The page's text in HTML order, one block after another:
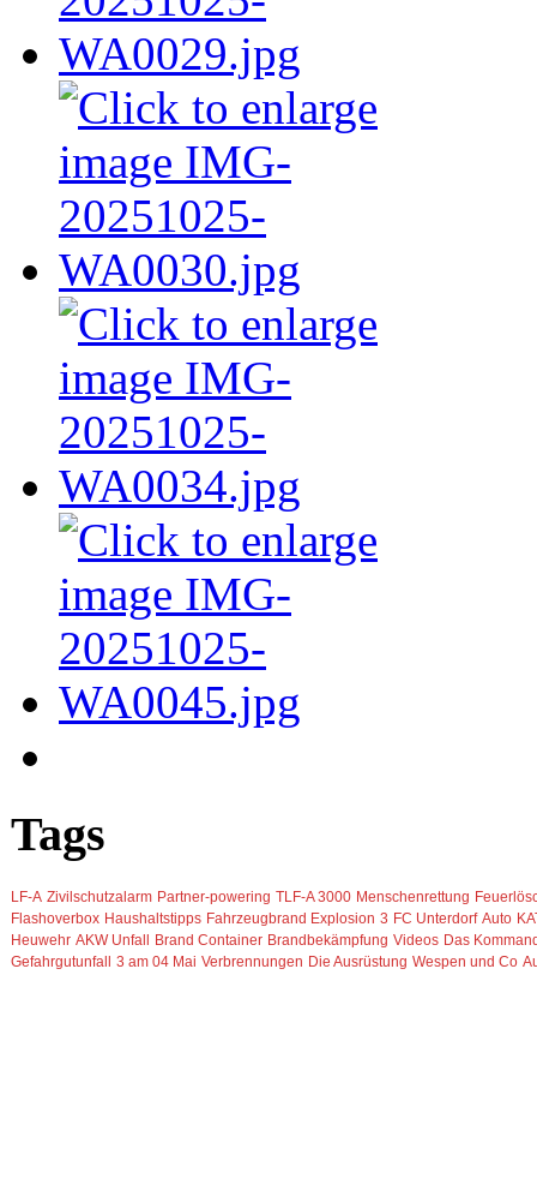
Tags
LF-A Zivilschutzalarm Partner-powering TLF-A 3000 Menschenrettung
Flashoverbox Haushaltstipps Fahrzeugbrand Explosion 3 FC Unterdorf Auto
Heuwehr AKW Unfall Brand Container Brandbekämpfung Videos Das
Gefahrgutunfall 3 am 04 Mai Verbrennungen Die Ausrüstung Wespen und Co